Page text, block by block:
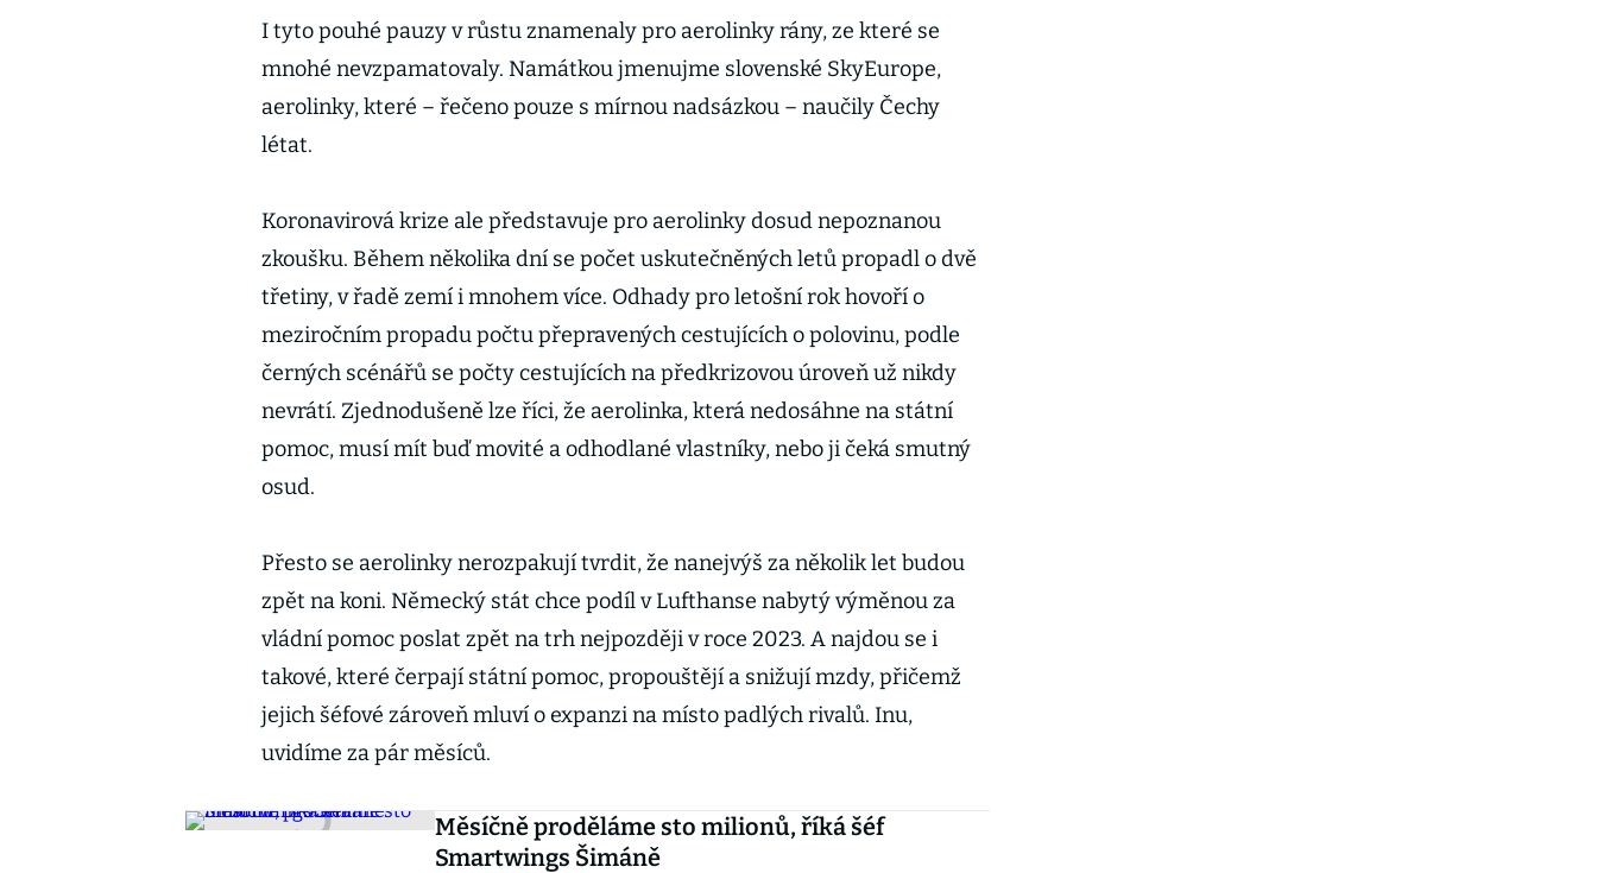
I tyto pouhé pauzy v růstu znamenaly pro aerolinky rány, ze které se
mnohé nevzpamatovaly. Namátkou jmenujme slovenské SkyEurope,
aerolinky, které – řečeno pouze s mírnou nadsázkou – naučily Čechy
létat.
Koronavirová krize ale představuje pro aerolinky dosud nepoznanou
zkoušku. Během několika dní se počet uskutečněných letů propadl o dvě
třetiny, v řadě zemí i mnohem více. Odhady pro letošní rok hovoří o
meziročním propadu počtu přepravených cestujících o polovinu, podle
černých scénářů se počty cestujících na předkrizovou úroveň už nikdy
nevrátí. Zjednodušeně lze říci, že aerolinka, která nedosáhne na státní
pomoc, musí mít buď movité a odhodlané vlastníky, nebo ji čeká smutný
osud.
Přesto se aerolinky nerozpakují tvrdit, že nanejvýš za několik let budou
zpět na koni. Německý stát chce podíl v Lufthanse nabytý výměnou za
vládní pomoc poslat zpět na trh nejpozději v roce 2023. A najdou se i
takové, které čerpají státní pomoc, propouštějí a snižují mzdy, přičemž
jejich šéfové zároveň mluví o expanzi na místo padlých rivalů. Inu,
uvidíme za pár měsíců.
Měsíčně proděláme sto milionů, říká šéf
Smartwings Šimáně